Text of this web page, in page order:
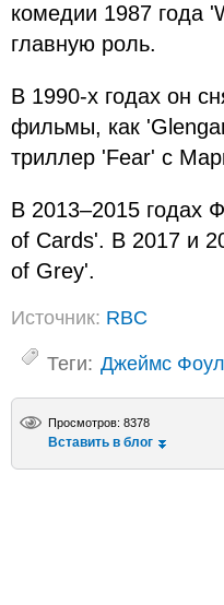
комедии 1987 года
главную роль.
В 1990-х годах он
фильмы, как
триллер 'Fear' с
В 2013–2015 годах
of Cards'. В 2017 и
of Grey'.
Источник: RBC
Теги: Джеймс
Просмотров: 8378
Вставить в блог